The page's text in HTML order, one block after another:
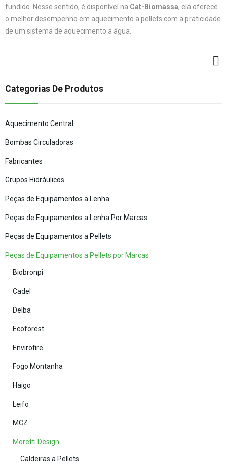
fundido. Nesse sentido, é disponível na Cat-Biomassa, ela oferece
o melhor desempenho em aquecimento a pellets com a praticidade
de um sistema de aquecimento a água.
Categorias De Produtos
Aquecimento Central
Bombas Circuladoras
Fabricantes
Grupos Hidráulicos
Peças de Equipamentos a Lenha
Peças de Equipamentos a Lenha Por Marcas
Peças de Equipamentos a Pellets
Peças de Equipamentos a Pellets por Marcas
Biobronpi
Cadel
Delba
Ecoforest
Envirofire
Fogo Montanha
Haigo
Leifo
MCZ
Moretti Design
Caldeiras a Pellets